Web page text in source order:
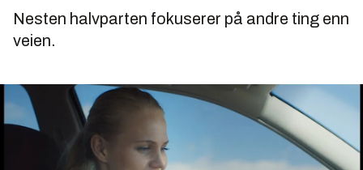
Nesten halvparten fokuserer på andre ting enn
veien.